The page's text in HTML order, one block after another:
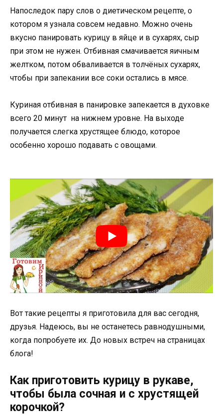
Напоследок пару слов о диетическом рецепте, о
котором я узнала совсем недавно. Можно очень
вкусно панировать курицу в яйце и в сухарях, сыр
при этом не нужен. Отбивная смачивается яичным
желтком, потом обваливается в толчёных сухарях,
чтобы при запекании все соки остались в мясе.
Куриная отбивная в панировке запекается в духовке
всего 20 минут на нижнем уровне. На выходе
получается слегка хрустящее блюдо, которое
особенно хорошо подавать с овощами.
Вот такие рецепты я приготовила для вас сегодня,
друзья. Надеюсь, вы не останетесь равнодушными,
когда попробуете их. До новых встреч на страницах
блога!
Как приготовить курицу в рукаве,
чтобы была сочная и с хрустящей
корочкой?